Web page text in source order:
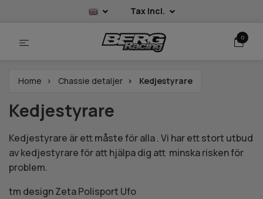
Tax Incl.
0
Home Chassie detaljer Kedjestyrare
Kedjestyrare
Kedjestyrare är ett måste för alla . Vi har ett stort utbud
av kedjestyrare för att hjälpa dig att minska risken för
problem.
tm design Zeta Polisport Ufo